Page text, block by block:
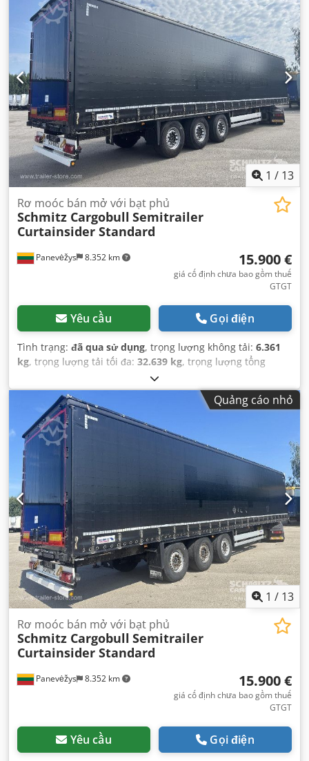
màu sắc:khác , Năm sản xuất:2015 , Thiết bị:ABS,
1 / 13
Panevėžys 8.352 km
Rơ moóc bán mở với bạt phủ
Schmitz Cargobull Semitrailer
Curtainsider Standard
15.900 €
giá cố định chưa bao gồm thuế
GTGT
Yêu cầu Gọi điện
Tình trạng: đã qua sử dụng, trọng lượng không tải: 6.361
kg, trọng lượng tải tối đa: 32.639 kg, trọng lượng tổng
, cấu hình trục:
04/2022, chiều dài không gian chứa hàng:13.620 mm,
chiều rộng khoang hàng:
, chiều cao khoang
chứa hàng: 2.700 mm, thể tích khoang chứa hàng:
hệ thống treo:
không khí , kích thước lốp xe:
chiều dài cơ sở:
, Năm sản xuất:2022
ABS
Quảng cáo nhỏ
1 / 13
Panevėžys 8.352 km
Rơ moóc bán mở với bạt phủ
Schmitz Cargobull Semitrailer
Curtainsider Standard
15.900 €
giá cố định chưa bao gồm thuế
GTGT
Yêu cầu Gọi điện